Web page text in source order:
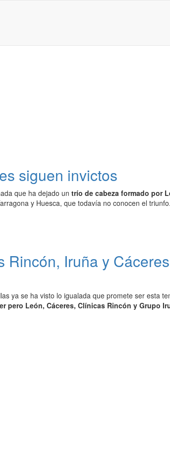
siguen invictos
que ha dejado un trío de cabeza formado por
y Huesca, que todavía no conocen el triunfo.
Iruña y
ya se ha visto lo igualada que promete ser esta
pero León, Cáceres, Clínicas Rincón y Grupo